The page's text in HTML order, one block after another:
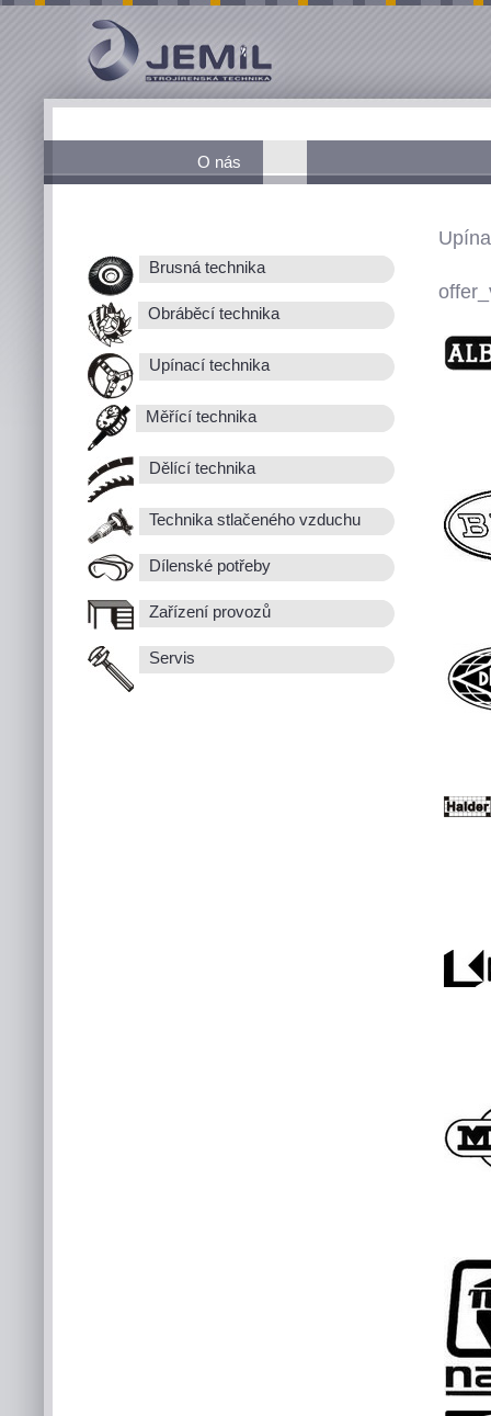
O nás
Brusná technika
Obráběcí technika
Upínací technika
Měřící technika
Dělící technika
Technika stlačeného vzduchu
Dílenské potřeby
Zařízení provozů
Servis